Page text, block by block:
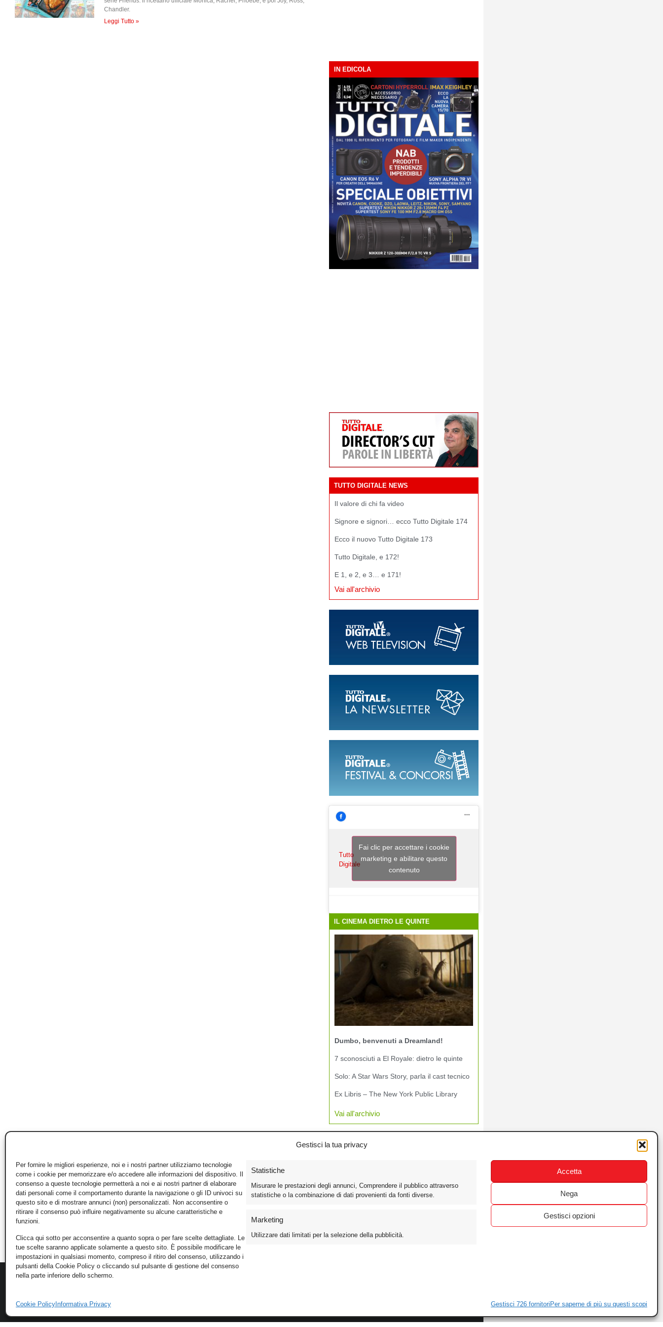
Gestisci la tua privacy
Per fornire le migliori esperienze, noi e i nostri partner utilizziamo tecnologie
come i cookie per memorizzare e/o accedere alle informazioni del dispositivo. Il
consenso a queste tecnologie permetterà a noi e ai nostri partner di elaborare
dati personali come il comportamento durante la navigazione o gli ID univoci su
questo sito e di mostrare annunci (non) personalizzati. Non acconsentire o
ritirare il consenso può influire negativamente su alcune caratteristiche e
funzioni.
Clicca qui sotto per acconsentire a quanto sopra o per fare scelte dettagliate. Le
tue scelte saranno applicate solamente a questo sito. È possibile modificare le
impostazioni in qualsiasi momento, compreso il ritiro del consenso, utilizzando i
pulsanti della Cookie Policy o cliccando sul pulsante di gestione del consenso
nella parte inferiore dello schermo.
Statistiche
Misurare le prestazioni degli annunci, Comprendere il pubblico attraverso
statistiche o la combinazione di dati provenienti da fonti diverse.
Marketing
Utilizzare dati limitati per la selezione della pubblicità.
Gestisci 726 fornitori Per saperne di più su questi scopi
Accetta
Nega
Gestisci opzioni
Cookie Policy Informativa Privacy
Chandler.
Leggi Tutto »
IN EDICOLA
TUTTO DIGITALE NEWS
Il valore di chi fa video
Signore e signori… ecco Tutto Digitale 174
Ecco il nuovo Tutto Digitale 173
Tutto Digitale, e 172!
E 1, e 2, e 3… e 171!
Vai all'archivio
Tutto
Digitale
Fai clic per accettare i cookie
marketing e abilitare questo
contenuto
IL CINEMA DIETRO LE QUINTE
Dumbo, benvenuti a Dreamland!
7 sconosciuti a El Royale: dietro le quinte
Solo: A Star Wars Story, parla il cast tecnico
Ex Libris – The New York Public Library
Vai all'archivio